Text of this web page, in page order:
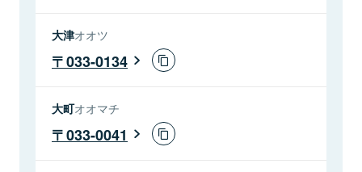
大津オオツ
033-0134
大町オオマチ
033-0041